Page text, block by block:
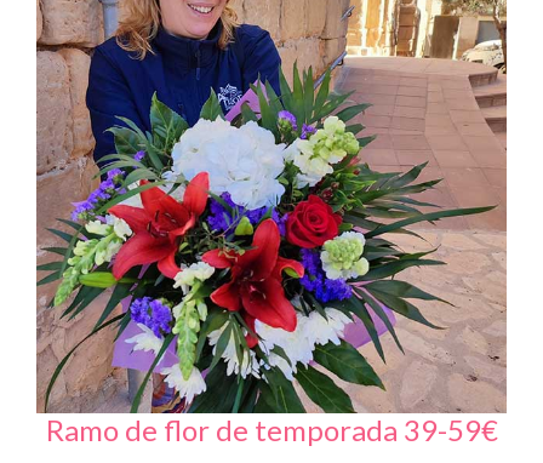
Ramo de flor de temporada 39-59€